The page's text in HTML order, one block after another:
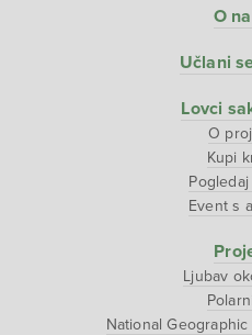
O
Učlani
Lovci
O
Kupi
Event s
Ljubav
National